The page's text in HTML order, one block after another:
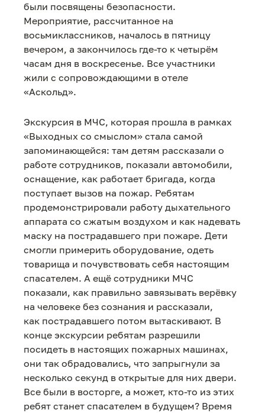
были посвящены безопасности.
Мероприятие, рассчитанное на
восьмиклассников, началось в пятницу
вечером, а закончилось где-то к четырём
часам дня в воскресенье. Все участники
жили с сопровождающими в отеле
«Аскольд».
Экскурсия в МЧС, которая прошла в рамках
«Выходных со смыслом» стала самой
запоминающейся: там детям рассказали о
работе сотрудников, показали автомобили,
оснащение, как работает бригада, когда
поступает вызов на пожар. Ребятам
продемонстрировали работу дыхательного
аппарата со сжатым воздухом и как надевать
маску на пострадавшего при пожаре. Дети
смогли примерить оборудование, одеть
товарища и почувствовать себя настоящим
спасателем. А ещё сотрудники МЧС
показали, как правильно завязывать верёвку
на человеке без сознания и рассказали,
как пострадавшего потом вытаскивают. В
конце экскурсии ребятам разрешили
посидеть в настоящих пожарных машинах,
они так обрадовались, что запрыгнули за
несколько секунд в открытые для них двери.
Все были в восторге, а может, кто-то из этих
ребят станет спасателем в будущем? Время